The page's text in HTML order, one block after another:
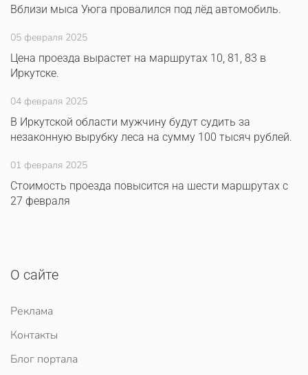
Вблизи мыса Уюга провалился под лёд автомобиль.
05 февраля 2025
Цена проезда вырастет на маршрутах 10, 81, 83 в
Иркутске.
04 февраля 2025
В Иркутской области мужчину будут судить за
незаконную вырубку леса на сумму 100 тысяч рублей.
01 февраля 2025
Стоимость проезда повысится на шести маршрутах с
27 февраля
О сайте
Реклама
Контакты
Блог портала